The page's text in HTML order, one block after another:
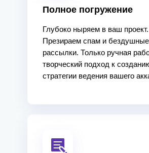
Полное погружение
Глубоко ныряем в ваш проект.
Презираем спам и бездушные
рассылки. Только ручная
творческий подход к
стратегии ведения вашего